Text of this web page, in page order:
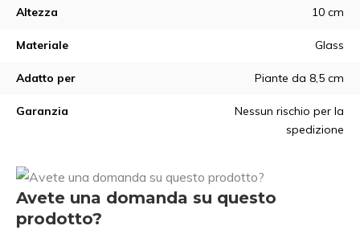
Altezza 10 cm
Materiale Glass
Adatto per Piante da 8,5 cm
Garanzia
Nessun rischio per la
spedizione
Avete una domanda su questo
prodotto?